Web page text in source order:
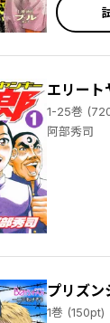
エリー
1-25巻
阿部秀司
プリズン
1巻 (150pt)